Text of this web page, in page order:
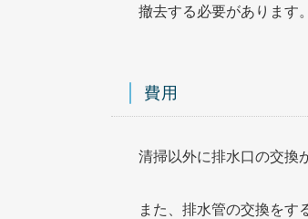
撤去する必要があります。
費用
清掃以外に排水口の交換
また、排水管の交換をす